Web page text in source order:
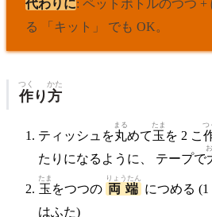
代わりに: ペットボトルのつつ +
る 「キット」 でも OK。
作
つく
り方
かた
ティッシュを丸
まる
めて玉
たま
を 2 こ
つ
たりになるように、 テープで
玉
たま
をつつの 両端
りょうたん
につめる (1
はふた)